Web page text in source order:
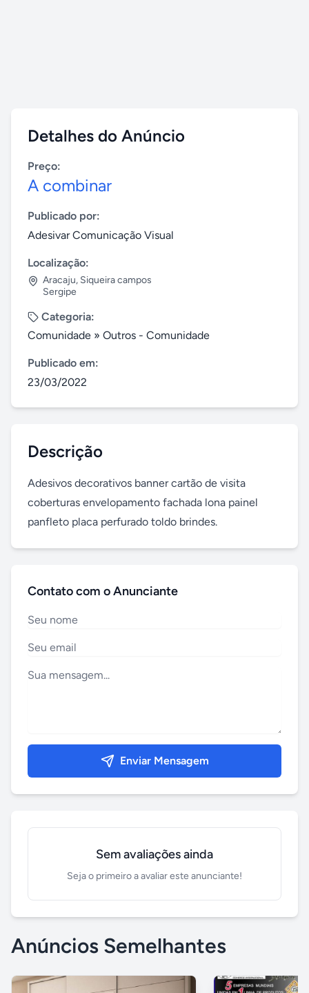
Detalhes do Anúncio
Preço:
A combinar
Publicado por:
Adesivar Comunicação Visual
Localização:
Aracaju, Siqueira campos
Sergipe
Categoria:
Comunidade » Outros - Comunidade
Publicado em:
23/03/2022
Descrição
Adesivos decorativos banner cartão de visita
coberturas envelopamento fachada lona painel
panfleto placa perfurado toldo brindes.
Contato com o Anunciante
Enviar Mensagem
Sem avaliações ainda
Seja o primeiro a avaliar este anunciante!
Anúncios Semelhantes